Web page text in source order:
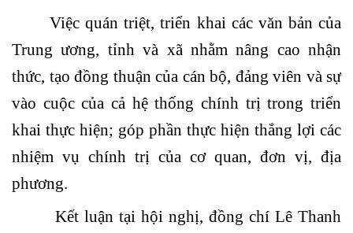
Việc quán triệt, triển khai các văn bản của
Trung ương, tỉnh và xã nhằm nâng cao nhận
thức, tạo đồng thuận của cán bộ, đảng viên và sự
vào cuộc của cả hệ thống chính trị trong triển
khai thực hiện; góp phần thực hiện thắng lợi các
nhiệm vụ chính trị của cơ quan, đơn vị, địa
phương.
Kết luận tại hội nghị, đồng chí Lê Thanh